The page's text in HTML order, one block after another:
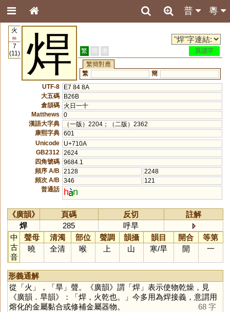
粵
普
火
86
7
(11)
焊 繁 簡 港
異讀字
繁簡對應
繁
簡
UTF-8
E7 84 8A
大五碼
B26B
倉頡碼
火日一十
Matthews
0
漢語大字典
（一版）2204；（二版）2362
康熙字典 601
Unicode
U+710A
GB2312
2624
四角號碼 9684.1
頻序 A/B
2128
2248
頻次 A/B
346
121
普通話
h n
《廣韻》 頁碼 反切
註解
焊
285
呼旱
中
古
音
聲母 清濁 部位 聲調 韻攝 韻目 開合
等第
曉
全清 喉 上 山 寒/旱 開 一
形義通解
從「 火 」，「 旱」聲。《廣韻》謂「 焊」表示使物乾燥，見
《廣韻．旱韻》：「焊，火乾也。」今多用為焊接義，意謂用
熔化的金屬黏合或修補金屬器物。
68 字